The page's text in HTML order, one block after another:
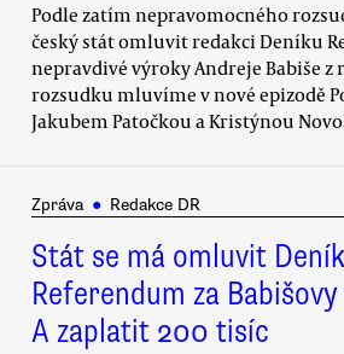
Podle zatím nepravomocného
český stát omluvit redakci Deníku
nepravdivé výroky Andreje Babiše z
rozsudku mluvíme v nové epizodě
Jakubem Patočkou a Kristýnou
Zpráva ● Redakce DR
Stát se má omluvit
Referendum za
A zaplatit 200 tisíc